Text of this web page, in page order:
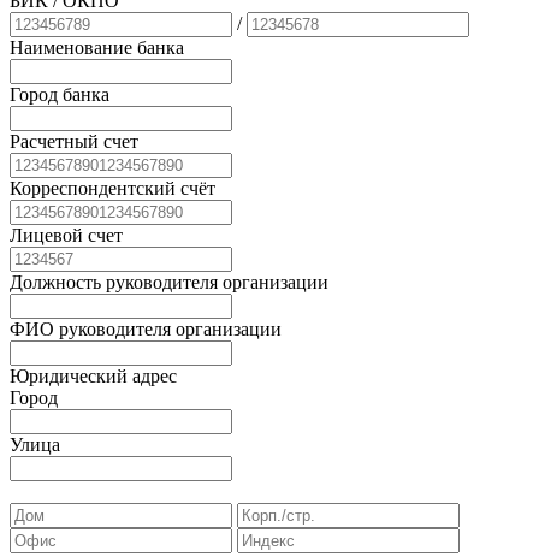
/
Наименование банка
Город банка
Расчетный счет
Корреспондентский счёт
Лицевой счет
Должность руководителя организации
ФИО руководителя организации
Юридический адрес
Город
Улица